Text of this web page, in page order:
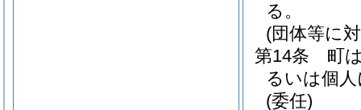
る。
(団体等に
第14条
町
るいは個
(委任)